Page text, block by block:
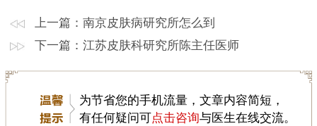
上一篇： 南京皮肤病研究所怎么到
下一篇： 江苏皮肤科研究所陈主任医师
为节省您的手机流量，文章内容简短，
有任何疑问可点击咨询与医生在线交流。